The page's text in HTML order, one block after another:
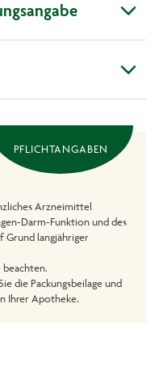
PFLICHTANGABEN
Arzneimittel
Darm-Funktion und des
Grund langjähriger
beachten.
die Packungsbeilage und
Ihrer Apotheke.